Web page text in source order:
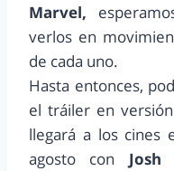
Marvel,
verlos en
de cada uno.
Hasta entonces,
el tráiler en versión
llegará a los cines
agosto con